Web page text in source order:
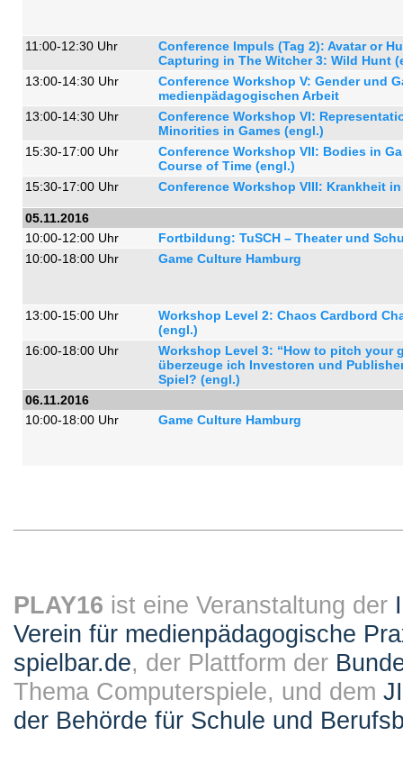
11:00-12:30 Uhr
Conference Impuls (Tag 2): Avatar or
Capturing in The Witcher 3: Wild Hunt
13:00-14:30 Uhr
Conference Workshop V: Gender und
medienpädagogischen Arbeit
13:00-14:30 Uhr
Conference Workshop VI:
Minorities in Games (engl.)
15:30-17:00 Uhr
Conference Workshop VII: Bodies in
Course of Time (engl.)
15:30-17:00 Uhr
Conference Workshop VIII: Krankheit
05.11.2016
10:00-12:00 Uhr
Fortbildung: TuSCH – Theater und
10:00-18:00 Uhr
Game Culture Hamburg
13:00-15:00 Uhr
Workshop Level 2: Chaos Cardbord
(engl.)
16:00-18:00 Uhr
Workshop Level 3: “How to pitch your
überzeuge ich Investoren und
Spiel? (engl.)
06.11.2016
10:00-18:00 Uhr
Game Culture Hamburg
PLAY16 ist eine Veranstaltung der
Verein für medienpädagogische
spielbar.de, der Plattform der
Thema Computerspiele, und dem
der Behörde für Schule und